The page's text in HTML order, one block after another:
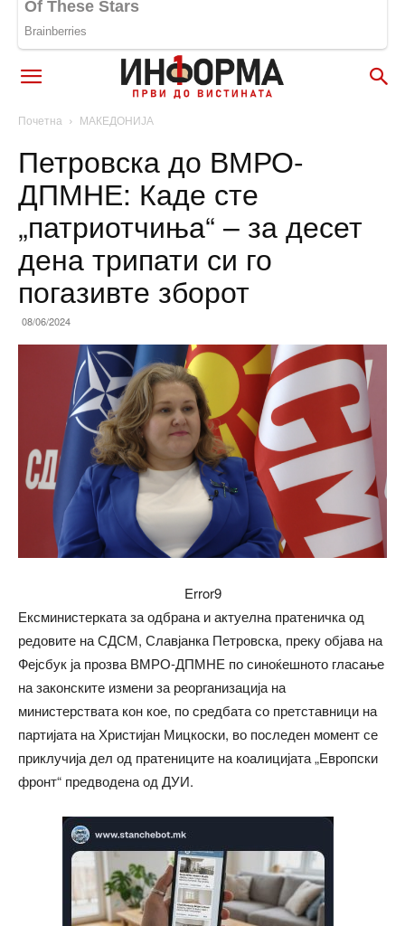
Почетна МАКЕДОНИЈА
Петровска до ВМРО-
ДПМНЕ: Каде сте
„патриотчиња“ – за десет
дена трипати си го
погазивте зборот
08/06/2024
Error9
Ексминистерката за одбрана и актуелна пратеничка од
редовите на СДСМ, Славјанка Петровска, преку објава на
Фејсбук ја прозва ВМРО-ДПМНЕ по синоќешното гласање
на законските измени за реорганизација на
министерствата кон кое, по средбата со претставници на
партијата на Христијан Мицкоски, во последен момент се
приклучија дел од пратениците на коалицијата „Европски
фронт“ предводена од ДУИ.